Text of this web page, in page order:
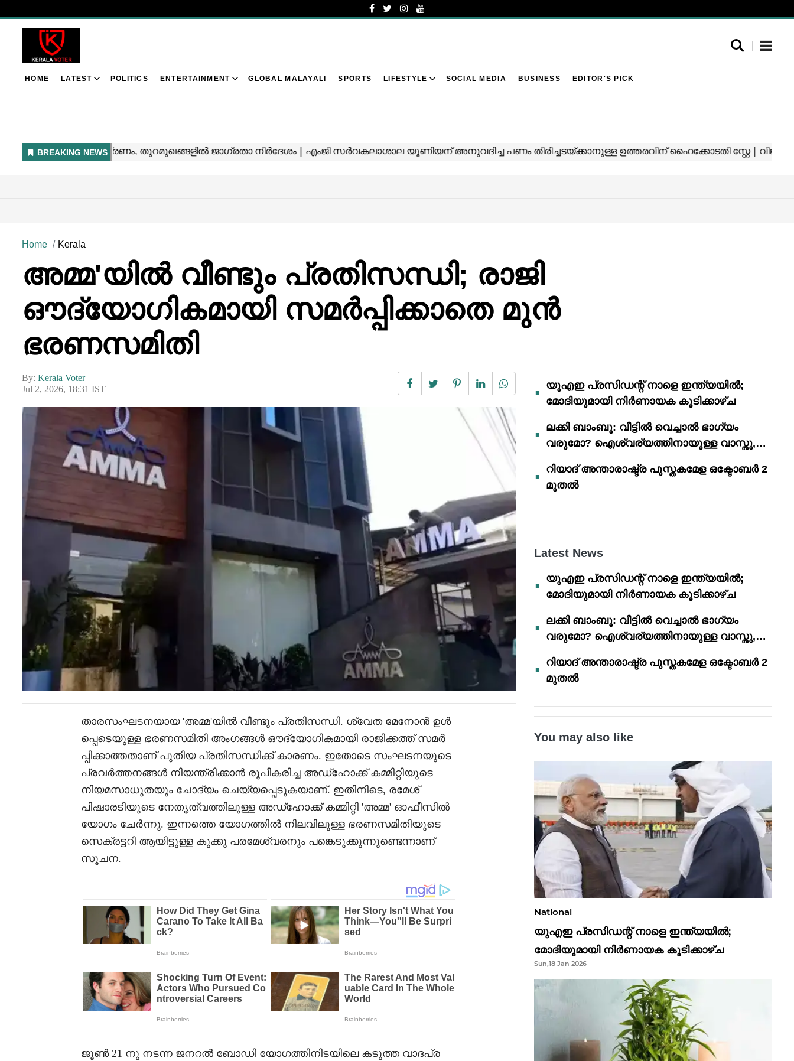
HOME LATEST POLITICS ENTERTAINMENT GLOBAL MALAYALI SPORTS LIFESTYLE SOCIAL MEDIA BUSINESS EDITOR'S PICK
Home Kerala
അമ്മ'യിൽ വീണ്ടും പ്രതിസന്ധി; രാജി
ഔദ്യോഗികമായി സമർപ്പിക്കാതെ മുൻ
ഭരണസമിതി
By: Kerala Voter
Jul 2, 2026, 18:31 IST
താരസംഘടനയായ 'അമ്മ'യിൽ വീണ്ടും പ്രതിസന്ധി. ശ്വേത മേനോൻ ഉൾ
പ്പെടെയുള്ള ഭരണസമിതി അംഗങ്ങൾ ഔദ്യോഗികമായി രാജിക്കത്ത് സമർ
പ്പിക്കാത്തതാണ് പുതിയ പ്രതിസന്ധിക്ക് കാരണം. ഇതോടെ സംഘടനയുടെ
പ്രവർത്തനങ്ങൾ നിയന്ത്രിക്കാൻ രൂപീകരിച്ച അഡ്ഹോക്ക് കമ്മിറ്റിയുടെ
നിയമസാധുതയും ചോദ്യം ചെയ്യപ്പെടുകയാണ്. ഇതിനിടെ, രമേശ്
പിഷാരടിയുടെ നേതൃത്വത്തിലുള്ള അഡ്ഹോക്ക് കമ്മിറ്റി 'അമ്മ' ഓഫീസിൽ
യോഗം ചേർന്നു. ഇന്നത്തെ യോഗത്തിൽ നിലവിലുള്ള ഭരണസമിതിയുടെ
സെക്രട്ടറി ആയിട്ടുള്ള കുക്കു പരമേശ്വരനും പങ്കെടുക്കുന്നുണ്ടെന്നാണ്
സൂചന.
ജൂൺ 21 നു നടന്ന ജനറൽ ബോഡി യോഗത്തിനിടയിലെ കടുത്ത വാദപ്ര
യുഎഇ പ്രസിഡന്റ് നാളെ ഇന്ത്യയിൽ;
മോദിയുമായി നിർണായക കൂടിക്കാഴ്ച
ലക്കി ബാംബൂ: വീട്ടിൽ വെച്ചാൽ ഭാഗ്യം
വരുമോ? ഐശ്വര്യത്തിനായുള്ള വാസ്തു,
റിയാദ് അന്താരാഷ്ട്ര പുസ്തകമേള ഒക്ടോബർ 2
മുതൽ
Latest News
യുഎഇ പ്രസിഡന്റ് നാളെ ഇന്ത്യയിൽ;
മോദിയുമായി നിർണായക കൂടിക്കാഴ്ച
ലക്കി ബാംബൂ: വീട്ടിൽ വെച്ചാൽ ഭാഗ്യം
വരുമോ? ഐശ്വര്യത്തിനായുള്ള വാസ്തു,
റിയാദ് അന്താരാഷ്ട്ര പുസ്തകമേള ഒക്ടോബർ 2
മുതൽ
You may also like
National
യുഎഇ പ്രസിഡന്റ് നാളെ ഇന്ത്യയിൽ;
മോദിയുമായി നിർണായക കൂടിക്കാഴ്ച
Sun,18 Jan 2026